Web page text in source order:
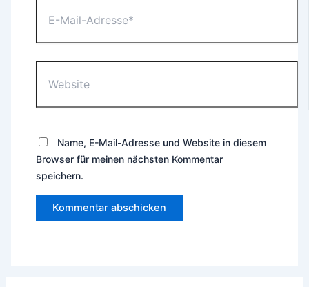
Mail-
Name, E-Mail-Adresse und Website in diesem
Browser für meinen nächsten Kommentar
speichern.